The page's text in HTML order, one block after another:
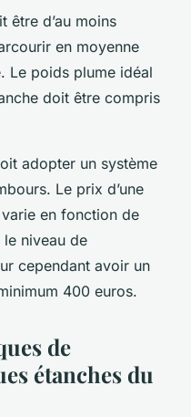
être d’au moins
en moyenne
Le poids plume idéal
doit être compris
adopter un système
Le prix d’une
en fonction de
niveau de
cependant avoir un
400 euros.
de
étanches du